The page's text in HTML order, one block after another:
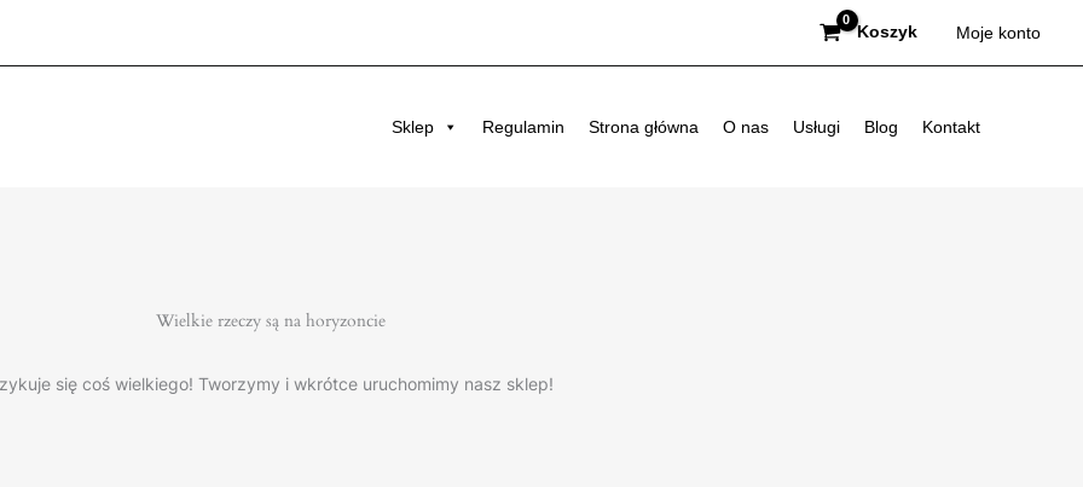
Koszyk Moje konto
Sklep Regulamin Strona główna O nas Usługi Blog Kontakt
Wielkie rzeczy są na horyzoncie
się coś wielkiego! Tworzymy i wkrótce uruchomimy nasz sklep!